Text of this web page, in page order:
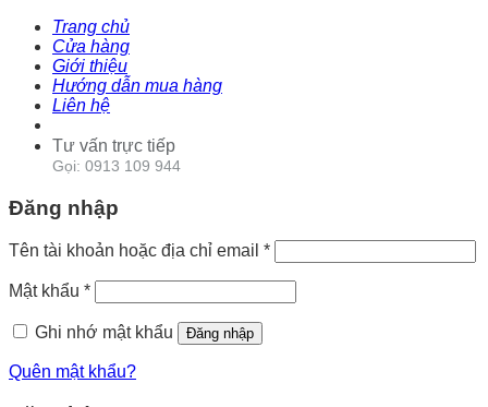
Trang chủ
Cửa hàng
Giới thiệu
Hướng dẫn mua hàng
Liên hệ
Tư vấn trực tiếp
Gọi: 0913 109 944
Đăng nhập
Tên tài khoản hoặc địa chỉ email *
Mật khẩu *
Ghi nhớ mật khẩu Đăng nhập
Quên mật khẩu?